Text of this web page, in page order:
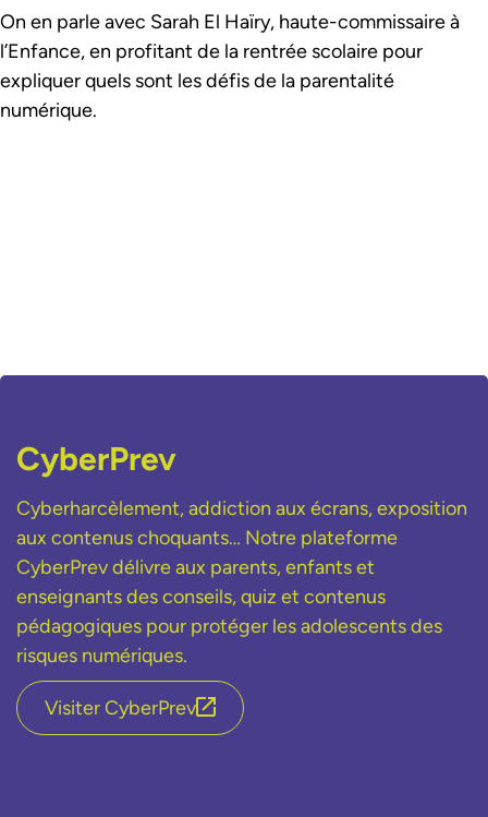
On en parle avec Sarah El Haïry, haute-commissaire à
l’Enfance, en profitant de la rentrée scolaire pour
expliquer quels sont les défis de la parentalité
numérique.
CyberPrev
Cyberharcèlement, addiction aux écrans, exposition
aux contenus choquants… Notre plateforme
CyberPrev délivre aux parents, enfants et
enseignants des conseils, quiz et contenus
pédagogiques pour protéger les adolescents des
risques numériques.
Visiter CyberPrev lien externe